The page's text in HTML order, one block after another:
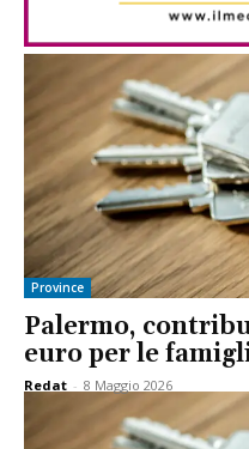
Province
Palermo,
euro per le
Redat - 8 Maggio 2026